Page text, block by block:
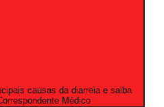
causas da diarreia e saiba
Médico